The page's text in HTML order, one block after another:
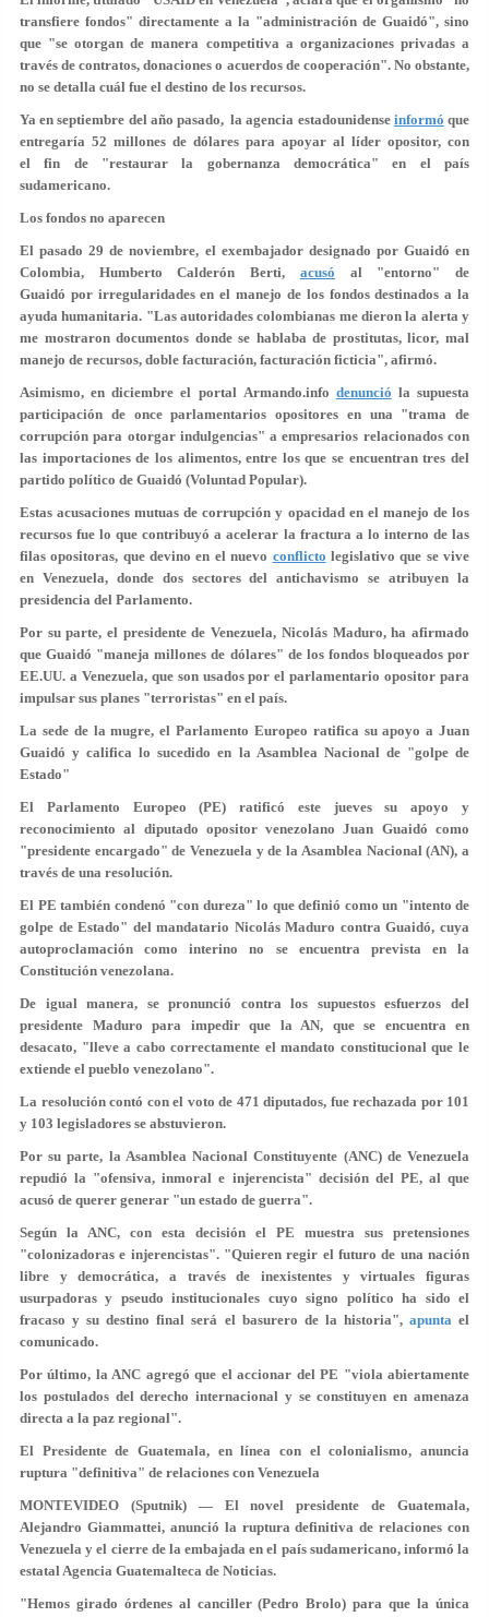
transfiere fondos" directamente a la "administración de Guaidó", sino
que "se otorgan de manera competitiva a organizaciones privadas a
través de contratos, donaciones o acuerdos de cooperación". No obstante,
no se detalla cuál fue el destino de los recursos.
Ya en septiembre del año pasado, la agencia estadounidense informó que
entregaría 52 millones de dólares para apoyar al líder opositor, con
el fin de "restaurar la gobernanza democrática" en el país
sudamericano.
Los fondos no aparecen
El pasado 29 de noviembre, el exembajador designado por Guaidó en
Colombia, Humberto Calderón Berti, acusó al "entorno" de
Guaidó por irregularidades en el manejo de los fondos destinados a la
ayuda humanitaria. "Las autoridades colombianas me dieron la alerta y
me mostraron documentos donde se hablaba de prostitutas, licor, mal
manejo de recursos, doble facturación, facturación ficticia", afirmó.
Asimismo, en diciembre el portal Armando.info denunció la supuesta
participación de once parlamentarios opositores en una "trama de
corrupción para otorgar indulgencias" a empresarios relacionados con
las importaciones de los alimentos, entre los que se encuentran tres del
partido político de Guaidó (Voluntad Popular).
Estas acusaciones mutuas de corrupción y opacidad en el manejo de los
recursos fue lo que contribuyó a acelerar la fractura a lo interno de las
filas opositoras, que devino en el nuevo conflicto legislativo que se vive
en Venezuela, donde dos sectores del antichavismo se atribuyen la
presidencia del Parlamento.
Por su parte, el presidente de Venezuela, Nicolás Maduro, ha afirmado
que Guaidó "maneja millones de dólares" de los fondos bloqueados por
EE.UU. a Venezuela, que son usados por el parlamentario opositor para
impulsar sus planes "terroristas" en el país.
La sede de la mugre, el Parlamento Europeo ratifica su apoyo a Juan
Guaidó y califica lo sucedido en la Asamblea Nacional de "golpe de
Estado"
El Parlamento Europeo (PE) ratificó este jueves su apoyo y
reconocimiento al diputado opositor venezolano Juan Guaidó como
"presidente encargado" de Venezuela y de la Asamblea Nacional (AN), a
través de una resolución.
El PE también condenó "con dureza" lo que definió como un "intento de
golpe de Estado" del mandatario Nicolás Maduro contra Guaidó, cuya
autoproclamación como interino no se encuentra prevista en la
Constitución venezolana.
De igual manera, se pronunció contra los supuestos esfuerzos del
presidente Maduro para impedir que la AN, que se encuentra en
desacato, "lleve a cabo correctamente el mandato constitucional que le
extiende el pueblo venezolano".
La resolución contó con el voto de 471 diputados, fue rechazada por 101
y 103 legisladores se abstuvieron.
Por su parte, la Asamblea Nacional Constituyente (ANC) de Venezuela
repudió la "ofensiva, inmoral e injerencista" decisión del PE, al que
acusó de querer generar "un estado de guerra".
Según la ANC, con esta decisión el PE muestra sus pretensiones
"colonizadoras e injerencistas". "Quieren regir el futuro de una nación
libre y democrática, a través de inexistentes y virtuales figuras
usurpadoras y pseudo institucionales cuyo signo político ha sido el
fracaso y su destino final será el basurero de la historia", apuntael
comunicado.
Por último, la ANC agregó que el accionar del PE "viola abiertamente
los postulados del derecho internacional y se constituyen en amenaza
directa a la paz regional".
El Presidente de Guatemala, en línea con el colonialismo, anuncia
ruptura "definitiva" de relaciones con Venezuela
MONTEVIDEO (Sputnik) — El novel presidente de Guatemala,
Alejandro Giammattei, anunció la ruptura definitiva de relaciones con
Venezuela y el cierre de la embajada en el país sudamericano, informó la
estatal Agencia Guatemalteca de Noticias.
"Hemos girado órdenes al canciller (Pedro Brolo) para que la única